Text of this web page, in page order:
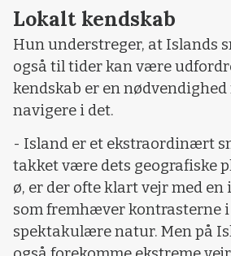
Lokalt kendskab
Hun understreger, at Islands
også til tider kan være
kendskab er en
navigere i det.
- Island er et ekstraordinært
takket være dets geografiske
ø, er der ofte klart vejr med en
som fremhæver kontrasterne
spektakulære natur. Men på